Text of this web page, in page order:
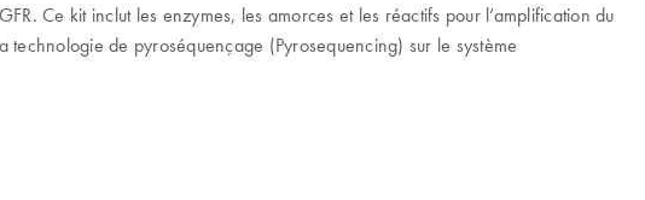
Ce kit inclut les enzymes, les amorces et les réactifs pour l’amplification du
de pyroséquençage (Pyrosequencing) sur le système